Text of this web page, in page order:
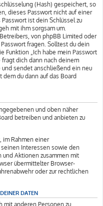
(Hash) gespeichert, so
dieses Passwort nicht auf einer
ist dein Schlüssel zu
mit ihm sorgsam um.
von phpBB Limited oder
fragen. Solltest du dein
Funktion „Ich habe mein Passwort
dich dann nach deinem
sendet anschließend ein neu
du dann auf das Board
und oben näher
betreiben und anbieten zu
im Rahmen einer
Interessen sowie den
Aktionen zusammen mit
übermittelter Browser-
oder zur rechtlichen
DATEN
mit anderen Personen zu